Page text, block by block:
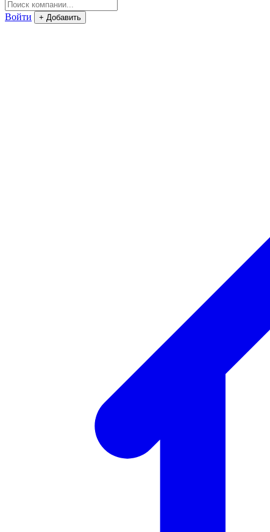
Войти + Добавить